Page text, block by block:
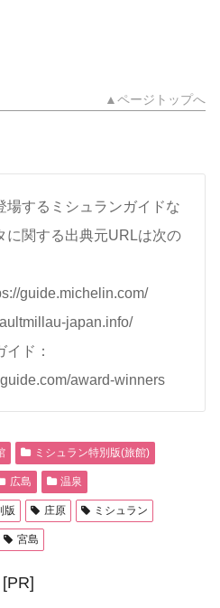
▲ページトップへ
場するミシュランガイドな
に関する出典元URLは次の
guide.michelin.com/
japan.info/
ド：
award-winners
ミシュラン特別版(旅館)
広島 温泉
版 庄原 ミシュラン
宮島
[PR]